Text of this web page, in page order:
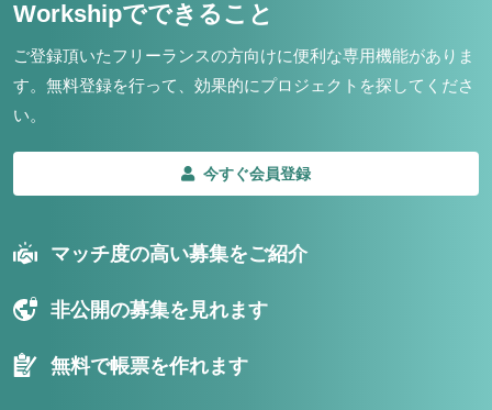
Workshipでできること
ご登録頂いたフリーランスの方向けに便利な専用機能がありま
す。 無料登録を行って、効果的にプロジェクトを探してくださ
い。
今すぐ会員登録
マッチ度の高い募集をご紹介
非公開の募集を見れます
無料で帳票を作れます